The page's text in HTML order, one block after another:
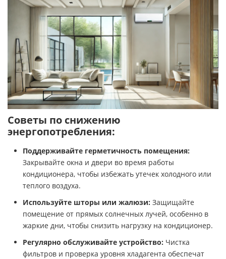
Советы по снижению
энергопотребления:
Поддерживайте герметичность помещения:
Закрывайте окна и двери во время работы
кондиционера, чтобы избежать утечек холодного или
теплого воздуха.
Используйте шторы или жалюзи: Защищайте
помещение от прямых солнечных лучей, особенно в
жаркие дни, чтобы снизить нагрузку на кондиционер.
Регулярно обслуживайте устройство: Чистка
фильтров и проверка уровня хладагента обеспечат